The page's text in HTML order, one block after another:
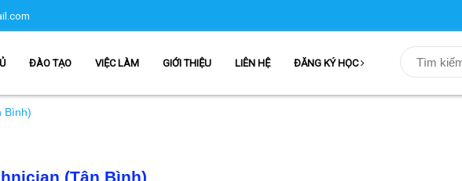
ĐÀO TẠO VIỆC LÀM GIỚI THIỆU LIÊN HỆ ĐĂNG KÝ HỌC
Bình)
(Tân Bình)